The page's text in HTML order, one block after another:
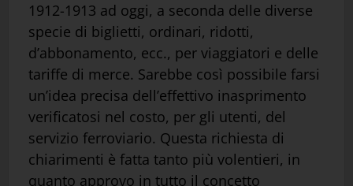
1912-1913 ad oggi, a seconda delle diverse
specie di biglietti, ordinari, ridotti,
d’abbonamento, ecc., per viaggiatori e delle
tariffe di merce. Sarebbe così possibile farsi
un’idea precisa dell’effettivo inasprimento
verificatosi nel costo, per gli utenti, del
servizio ferroviario. Questa richiesta di
chiarimenti è fatta tanto più volentieri, in
quanto approvo in tutto il concetto